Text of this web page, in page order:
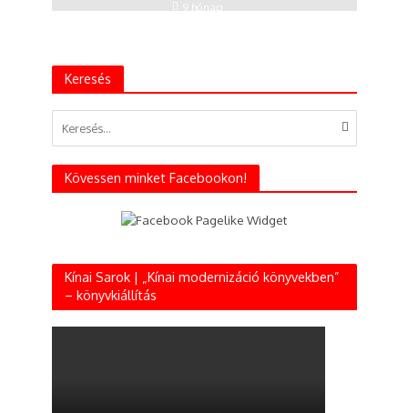
9 hónap
Keresés
Kövessen minket Facebookon!
Kínai Sarok | „Kínai modernizáció könyvekben”
– könyvkiállítás